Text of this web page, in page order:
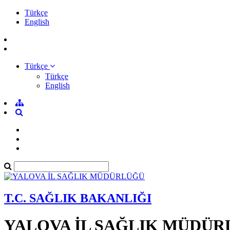
Türkçe
English
Türkçe
Türkçe
English
T.C. SAĞLIK BAKANLIĞI
YALOVA İL SAĞLIK